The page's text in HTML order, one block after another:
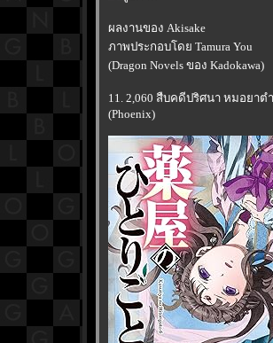
ผลงานของ Akisake
ภาพประกอบโดย Tamura You
(Dragon Novels ของ Kadokawa)
11. 2,060 สืบคดีปริศนา หมอยาต
(Phoenix)